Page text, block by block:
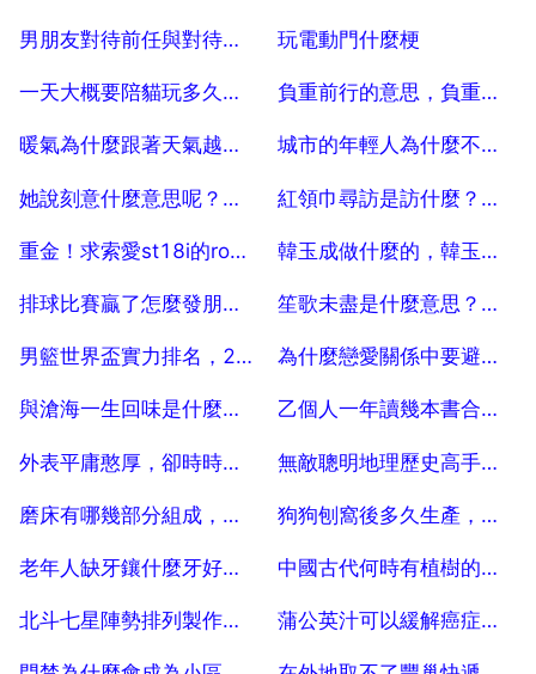
2025-07-04 2025-07-04
男朋友對待前任與對待我差別好大
2025-07-04
玩電動門什麼梗
2025-07-04
一天大概要陪貓玩多久，每天要陪貓咪多久時間
2025-07-04
負重前行的意思，負重前行前一句是什麼
2025-07-04
暖氣為什麼跟著天氣越來越多了
2025-07-04
城市的年輕人為什麼不要孩子
2025-07-04
她說刻意什麼意思呢？刻意代表什麼意思
2025-07-04
紅領巾尋訪是訪什麼？紅領巾尋訪可以去哪裡尋訪
2025-07-04
重金！求索愛st18i的root方法，z4root,和Universal Androot都不行
2025-07-04
韓玉成做什麼的，韓玉成的介紹
2025-07-04
排球比賽贏了怎麼發朋友圈
2025-07-04
笙歌未盡是什麼意思？笙歌是什麼意思 笙歌的含義
2025-07-04
男籃世界盃實力排名，2019男籃世界盃排名榜
2025-07-04
為什麼戀愛關係中要避免情緒穩定呢？
2025-07-04
與滄海一生回味是什麼意思
2025-07-04
乙個人一年讀幾本書合適呢？
2025-07-04
外表平庸憨厚，卻時時刻刻在奮鬥，成功不會太遠的星座有哪些？
2025-07-04
無敵聰明地理歷史高手進 5
2025-07-04
磨床有哪幾部分組成，磨床有哪幾種
2025-07-04
狗狗刨窩後多久生產，狗狗開始刨窩了是不是快生了
2025-07-04
老年人缺牙鑲什麼牙好鑲牙材料選擇 劉明舟
2025-07-04
中國古代何時有植樹的習俗？
2025-07-04
北斗七星陣勢排列製作的草鞋,其天地兩珠的天珠代表什麼
2025-07-04
蒲公英汁可以緩解癌症的疼痛
2025-07-04